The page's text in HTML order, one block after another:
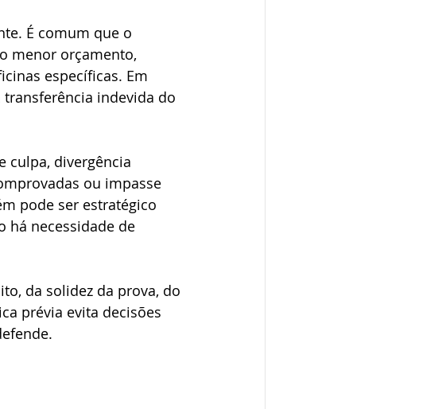
É comum que o
menor orçamento,
específicas. Em
indevida do
culpa, divergência
ou impasse
pode ser estratégico
há necessidade de
da solidez da prova, do
prévia evita decisões